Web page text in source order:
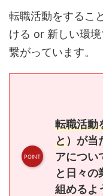
転職活動をするこ
ける or 新しい環
繋がっています。
転職活動
と）が当
アについ
と日々の
組めるよ